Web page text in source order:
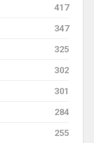
417
347
325
302
301
284
255